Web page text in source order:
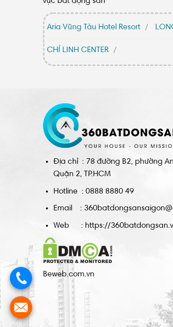
Aria Vũng Tàu Hotel Resort
CHÍ LINH CENTER
Địa chỉ : 78 đường B2, phường
Quận 2, TP.HCM
Hotline : 0888 8880 49
Email :
Web : https://
Beweb.com.vn